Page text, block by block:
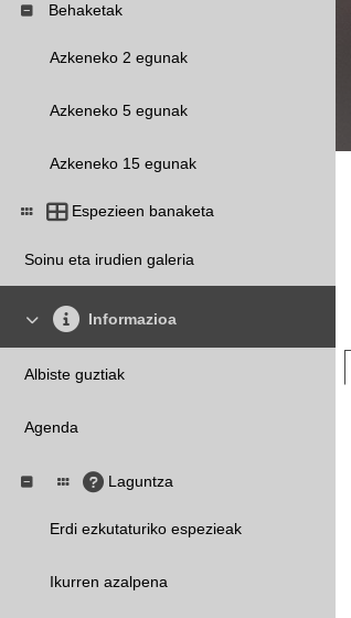
Behaketak
Azkeneko 2 egunak
Azkeneko 5 egunak
Azkeneko 15 egunak
Espezieen banaketa
Soinu eta irudien galeria
Informazioa
Albiste guztiak
Agenda
Laguntza
Erdi ezkutaturiko espezieak
Ikurren azalpena